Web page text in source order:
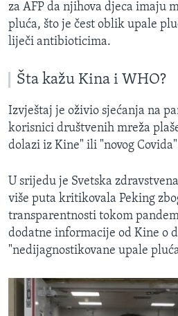
za AFP da njihova djeca imaju
pluća, što je čest oblik upale
liječi antibioticima.
Šta kažu Kina i WHO?
Izvještaj je oživio sjećanja na
korisnici društvenih mreža
dolazi iz Kine" ili "novog
U srijedu je Svetska
više puta kritikovala Peking
transparentnosti tokom
dodatne informacije od Kine o
"nedijagnostikovane upale